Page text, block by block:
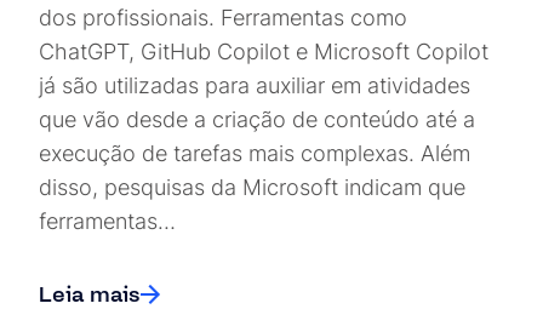
dos profissionais. Ferramentas como
ChatGPT, GitHub Copilot e Microsoft Copilot
já são utilizadas para auxiliar em atividades
que vão desde a criação de conteúdo até a
execução de tarefas mais complexas. Além
disso, pesquisas da Microsoft indicam que
ferramentas…
Leia mais